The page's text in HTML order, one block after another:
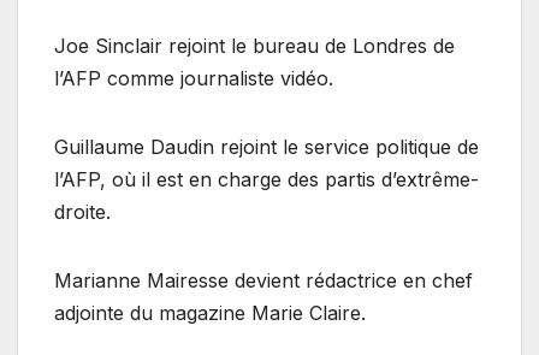
Joe Sinclair rejoint le bureau de Londres de
l’AFP comme journaliste vidéo.
Guillaume Daudin rejoint le service politique de
l’AFP, où il est en charge des partis d’extrême-
droite.
Marianne Mairesse devient rédactrice en chef
adjointe du magazine Marie Claire.